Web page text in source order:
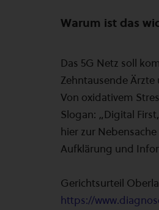
Warum ist das
Das 5G Netz soll
Zehntausende
Von oxidativem
Slogan: „Digital
hier zur
Aufklärung und
Gerichtsurteil
https://